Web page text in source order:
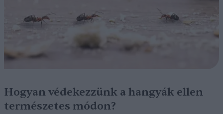
Hogyan védekezzünk a hangyák ellen
természetes módon?